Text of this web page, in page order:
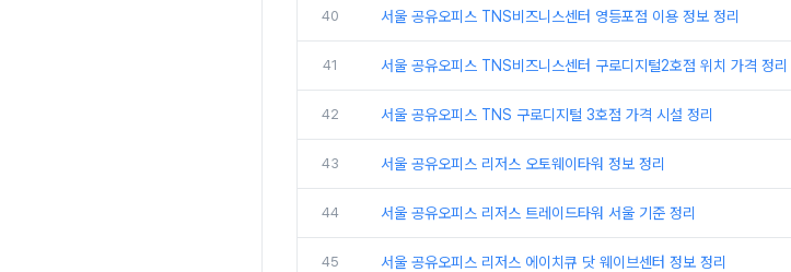
40 서울 공유오피스 TNS비즈니스센터 영등포점 이용 정보 정리
41 서울 공유오피스 TNS비즈니스센터 구로디지털2호점 위치 가격 정리
42 서울 공유오피스 TNS 구로디지털 3호점 가격 시설 정리
43 서울 공유오피스 리저스 오토웨이타워 정보 정리
44 서울 공유오피스 리저스 트레이드타워 서울 기준 정리
45 서울 공유오피스 리저스 에이치큐 닷 웨이브센터 정보 정리